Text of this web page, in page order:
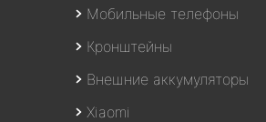
Мобильные телефоны
Кронштейны
Внешние аккумуляторы
Xiaomi